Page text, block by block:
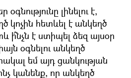
լինելու է,
կոչին հետևել է անկեղծ
է ստիպել ձեզ այսօր
օգնելու անկեղծ
եմ այդ ցանկության
կանենք, որ անկեղծ